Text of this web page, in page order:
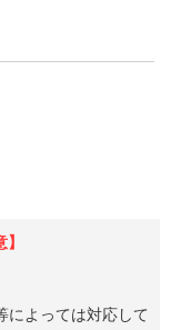
によっては対応して